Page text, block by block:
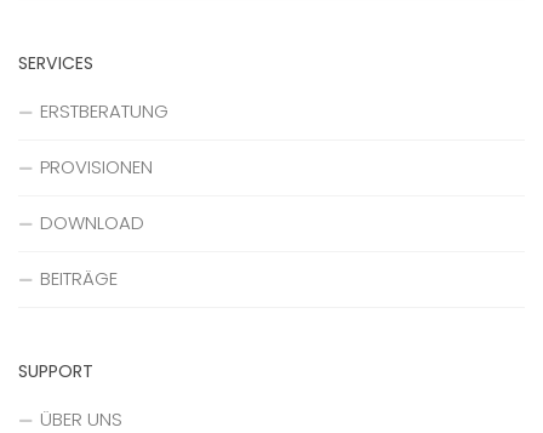
SERVICES
ERSTBERATUNG
PROVISIONEN
DOWNLOAD
BEITRÄGE
SUPPORT
ÜBER UNS